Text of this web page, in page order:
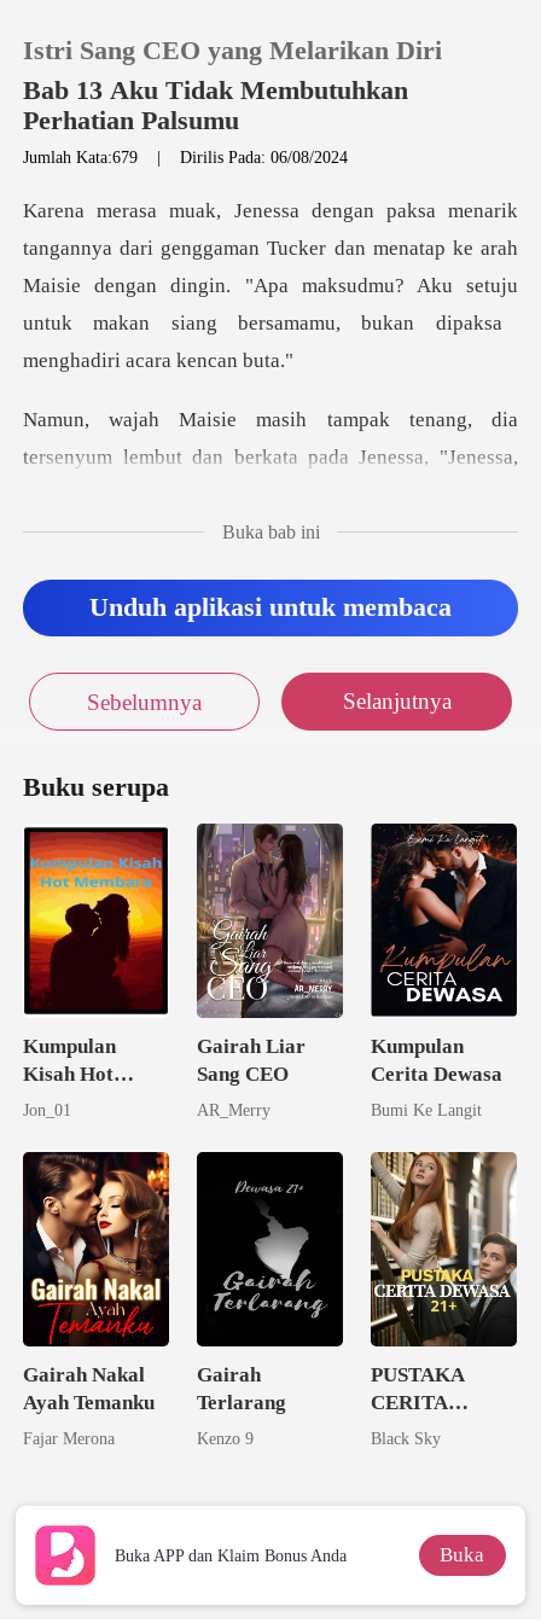
Pengisian Ulang
Riwayat Membaca
Unduh Aplikasi
Istri Sang CEO yang Melarikan Diri
Bab 13 Aku Tidak Membutuhkan
Perhatian Palsumu
Jumlah Kata:679 |Dirilis Pada: 06/08/2024
Tucker dan menatap ke arah
Maisie dengan dingin. "Apa maksudmu? Aku setuju
dia
tersenyum lembut dan berkata pada Jen
Buka bab ini
Unduh aplikasi untuk membaca
Sebelumnya Selanjutnya
Buku serupa
Kumpulan
Kisah Hot
Membara
Jon_01
Gairah Liar
Sang CEO
AR_Merry
Kumpulan
Cerita Dewasa
Bumi Ke Langit
Gairah Nakal
Ayah Temanku
Fajar Merona
Gairah
Terlarang
Kenzo 9
PUSTAKA
CERITA
DEWASA 21+
Black Sky
Buka APP dan Klaim Bonus Anda Buka